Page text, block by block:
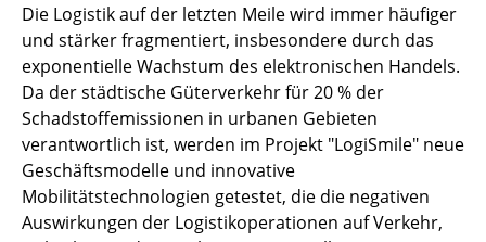
­­­­­­­­Die Logistik auf der letzten Meile wird immer häufiger
und stärker fragmentiert, insbesondere durch das
exponentielle Wachstum des elektronischen Handels.
Da der städtische Güterverkehr für 20 % der
Schadstoffemissionen in urbanen Gebieten
verantwortlich ist, werden im Projekt "LogiSmile" neue
Geschäftsmodelle und innovative
Mobilitätstechnologien getestet, die die negativen
Auswirkungen der Logistikoperationen auf Verkehr,